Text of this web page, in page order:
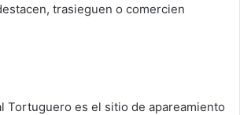
trasieguen o comercien
Tortuguero es el sitio de apareamiento